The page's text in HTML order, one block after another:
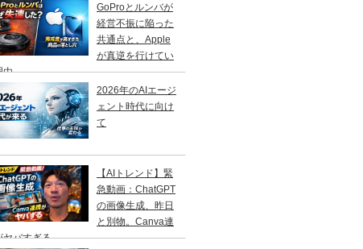
GoProとルンバが
経営不振に陥った
共通点と、Apple
が真逆を行けてい
由
2026年のAIエージ
ェント時代に向け
て
【AIトレンド】緊
急動画：ChatGPT
の画像生成、昨日
と別物。Canva連
ヤバすぎる